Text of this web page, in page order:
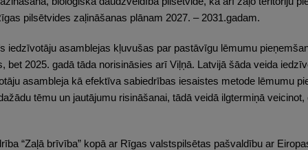
pilsētvides zaļināšanas plānam 2027. – 2031.gadam.
iedzīvotāju asamblejas kļuvušas par pastāvīgu lēmumu
bet 2025. gadā tāda norisināsies arī Viļņā. Latvijā šāda veida
asambleja kā efektīva sabiedrības iesaistes metode lēmumu
tēmu un jautājumu risināšanai, tādā veidā ilgtermiņā
“Zaļā brīvība” kopā ar Rīgas valstspilsētas pašvaldību ar